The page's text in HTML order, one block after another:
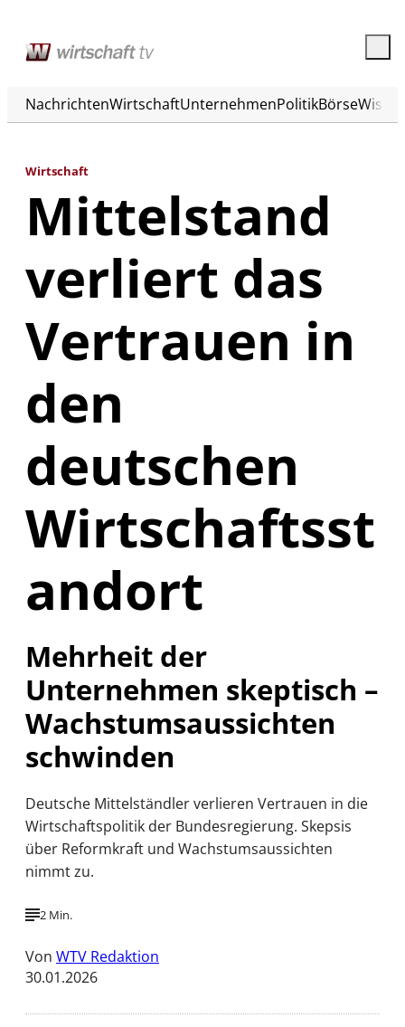
NachrichtenWirtschaftUnternehmenPolitikBörse
Wirtschaft
Mittelstand
verliert das
Vertrauen in
den
deutschen
Wirtschaftsst
andort
Mehrheit der
Unternehmen skeptisch –
Wachstumsaussichten
schwinden
Deutsche Mittelständler verlieren Vertrauen in die
Wirtschaftspolitik der Bundesregierung. Skepsis
über Reformkraft und Wachstumsaussichten
nimmt zu.
2 Min.
Von WTV Redaktion
30.01.2026